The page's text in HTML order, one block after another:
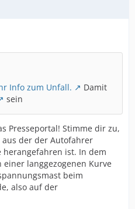
Info zum Unfall.
Damit
sein
Presseportal! Stimme dir zu,
der der Autofahrer
ist. In dem
langgezogenen Kurve
beim
also auf der